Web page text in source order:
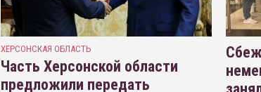
ХЕРСОНСКАЯ ОБЛАСТЬ
Часть Херсонской области
предложили передать